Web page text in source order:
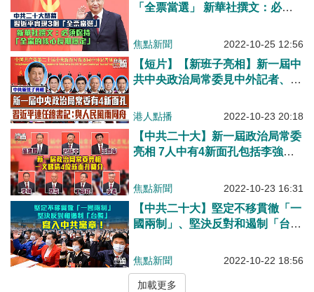
「全票當選」 新華社撰文：必須
焦點新聞 2022-10-25 12:56
【短片】【新班子亮相】新一屆中
共中央政治局常委見中外記者、4
央總書記：與人民風雨同舟、想人
港人點播 2022-10-23 20:18
【中共二十大】新一屆政治局常委
亮相 7人中有4新面孔包括李強、
焦點新聞 2022-10-23 16:31
【中共二十大】堅定不移貫徹「一
國兩制」、堅決反對和遏制「台
焦點新聞 2022-10-22 18:56
加載更多